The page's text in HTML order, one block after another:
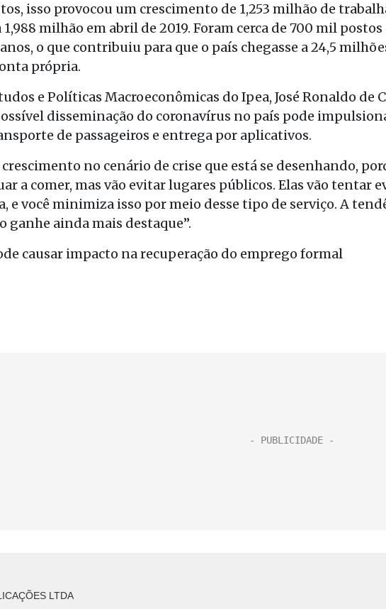
isso provocou um crescimento de 1,253 milhão de
milhão em abril de 2019. Foram cerca de 700 mil postos
o que contribuiu para que o país chegasse a 24,5
própria.
e Políticas Macroeconômicas do Ipea, José Ronaldo de
disseminação do coronavírus no país pode
de passageiros e entrega por aplicativos.
no cenário de crise que está se desenhando,
a comer, mas vão evitar lugares públicos. Elas vão tentar
e você minimiza isso por meio desse tipo de serviço. A
ganhe ainda mais destaque”.
causar impacto na recuperação do emprego formal
LTDA